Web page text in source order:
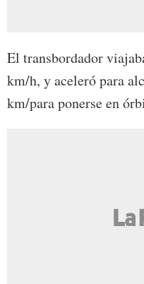
El transbordador
km/h, y aceleró para
km/para ponerse en